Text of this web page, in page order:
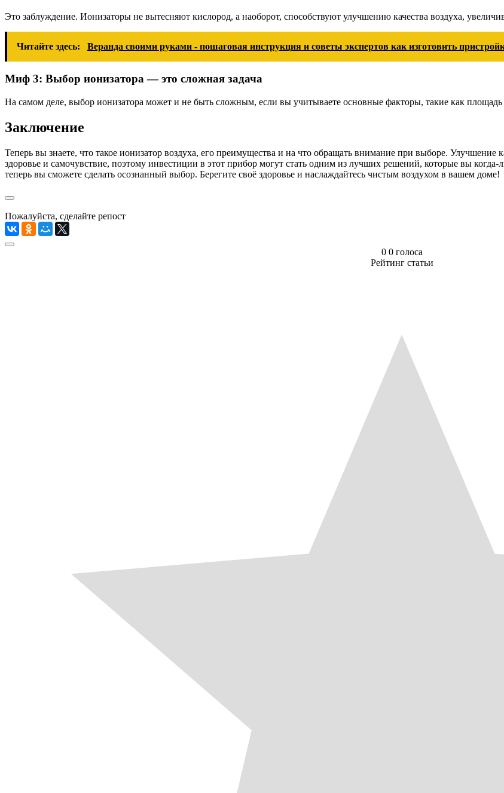
Это заблуждение. Ионизаторы не вытесняют кислород, а наоборот, способствуют улучшению качества воздуха,
Читайте здесь: Веранда своими руками - пошаговая инструкция и советы экспертов как изготовить
Миф 3: Выбор ионизатора — это сложная задача
На самом деле, выбор ионизатора может и не быть сложным, если вы учитываете основные факторы, такие как
Заключение
Теперь вы знаете, что такое ионизатор воздуха, его преимущества и на что обращать внимание при выборе.
здоровье и самочувствие, поэтому инвестиции в этот прибор могут стать одним из лучших решений, которые вы когда-
теперь вы сможете сделать осознанный выбор. Берегите своё здоровье и наслаждайтесь чистым воздухом в вашем доме!
Пожалуйста, сделайте репост
0 0 голоса
Рейтинг статьи